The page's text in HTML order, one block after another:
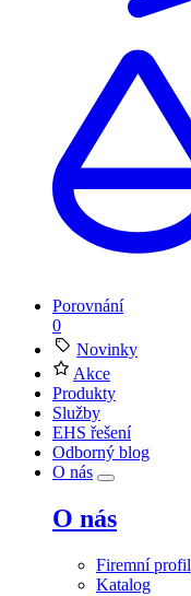
Porovnání
0
Novinky
Akce
Produkty
Služby
EHS řešení
Odborný blog
O nás
O nás
Firemní profil
Katalog